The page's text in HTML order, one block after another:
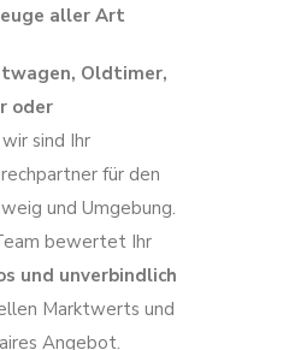
aller Art
Oldtimer,
oder
sind Ihr
für den
und Umgebung.
bewertet Ihr
und unverbindlich
Marktwerts und
Angebot.